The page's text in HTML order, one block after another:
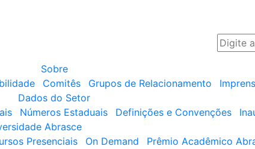
Sobre
Comitês Grupos de Relacionamento
Dados do Setor
Números Estaduais Definições e Convenções
Abrasce
Presenciais On Demand Prêmio Acadêmico